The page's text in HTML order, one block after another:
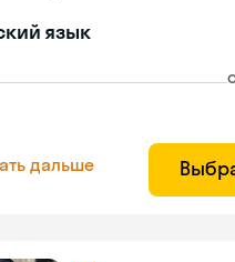
язык
дальше